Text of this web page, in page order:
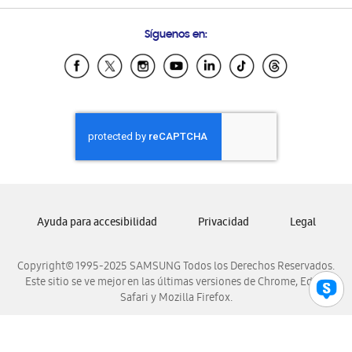
Samsung Ecuador
Samsung El Salvador
Samsung Honduras
Samsung Nicaragua
Samsung Panamá
Samsung Venezuela
Síguenos en:
Copyright© 1995-2025 SAMSUNG Todos los Derechos Reservados.
Este sitio se ve mejor en las últimas versiones de Chrome, Edge,
Safari y Mozilla Firefox.
Ayuda para accesibilidad Privacidad Legal